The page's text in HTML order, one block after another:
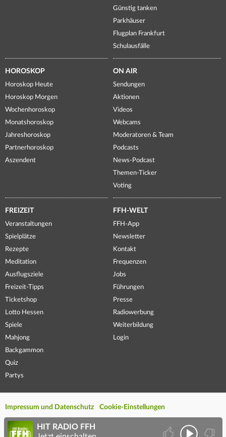
Günstig tanken
Parkhäuser
Flugplan Frankfurt
Schulausfälle
HOROSKOP
Horoskop Heute
Horoskop Morgen
Wochenhoroskop
Monatshoroskop
Jahreshoroskop
Partnerhoroskop
Aszendent
ON AIR
Sendungen
Aktionen
Videos
Webcams
Moderatoren & Team
Podcasts
News-Podcast
Themen-Ticker
Voting
FREIZEIT
Veranstaltungen
Spielplätze
Rezepte
Meditation
Ausflugsziele
Freizeit-Tipps
Ticketshop
Lotto Hessen
Spiele
Mahjong
Backgammon
Quiz
Partys
FFH-WELT
FFH-App
Newsletter
Kontakt
Frequenzen
Jobs
Führungen
Presse
Radiowerbung
Weiterbildung
Login
Impressum und Datenschutz Cookie-Einstellungen
HIT RADIO FFH